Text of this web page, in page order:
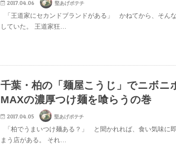
2017.04.06 堅あげポテチ
「王道家にセカンドブランドがある」 かねてから、そん
していた。 王道家狂…
千葉・柏の「麺屋こうじ」でニボニ
MAXの濃厚つけ麺を喰らうの巻
2017.04.05 堅あげポテチ
「柏でうまいつけ麺ある？」 と聞かれれば、食い気味に
まう店がある。 それ…